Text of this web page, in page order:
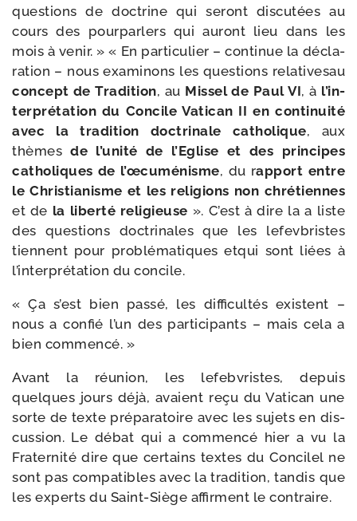
ques­tions de doc­trine qui seront dis­cu­tées au
cours des pour­par­lers qui auront lieu dans les
mois à venir. » « En par­ti­cu­lier – conti­nue la décla­
ra­tion – nous exa­mi­nons les ques­tions rela­ti­ve­sau
concept de Tradition, au Missel de Paul VI, à l’in­
ter­pré­ta­tion du Concile Vatican II en conti­nui­té
avec la tra­di­tion doc­tri­nale catho­lique, aux
thèmesde l’u­ni­té de l’Eglise et des prin­cipes
catho­liques de l’œ­cu­mé­nisme, du rapport entre
le Christianisme et les reli­gions non chré­tiennes
et de la liber­té reli­gieuse ». C’est à dire la a liste
des ques­tions doc­tri­nales que les lefev­bristes
tiennent pour pro­blé­ma­tiques etqui sont liées à
l’in­ter­pré­ta­tion du concile.
« Ça s’est bien pas­sé, les dif­fi­cul­tés existent –
nous a confié l’un des par­ti­ci­pants – mais cela a
bien commencé. »
Avant la réunion, les lefeb­vristes, depuis
quelques jours déjà, avaient reçu du Vatican une
sorte de texte pré­pa­ra­toire avec les sujets en dis­
cus­sion. Le débat qui a com­men­cé hier a vu la
Fraternité dire que cer­tains textes du Concilel ne
sont pas com­pa­tibles avec la tra­di­tion, tan­dis que
les experts du Saint-​Siège affirment le contraire.